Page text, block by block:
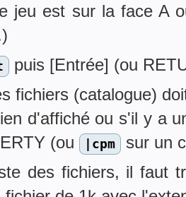
jeu est sur la face A
puis [Entrée] (ou
fichiers (catalogue)
d'affiché ou s'il y a
(ou
|cpm sur un
des fichiers, il faut